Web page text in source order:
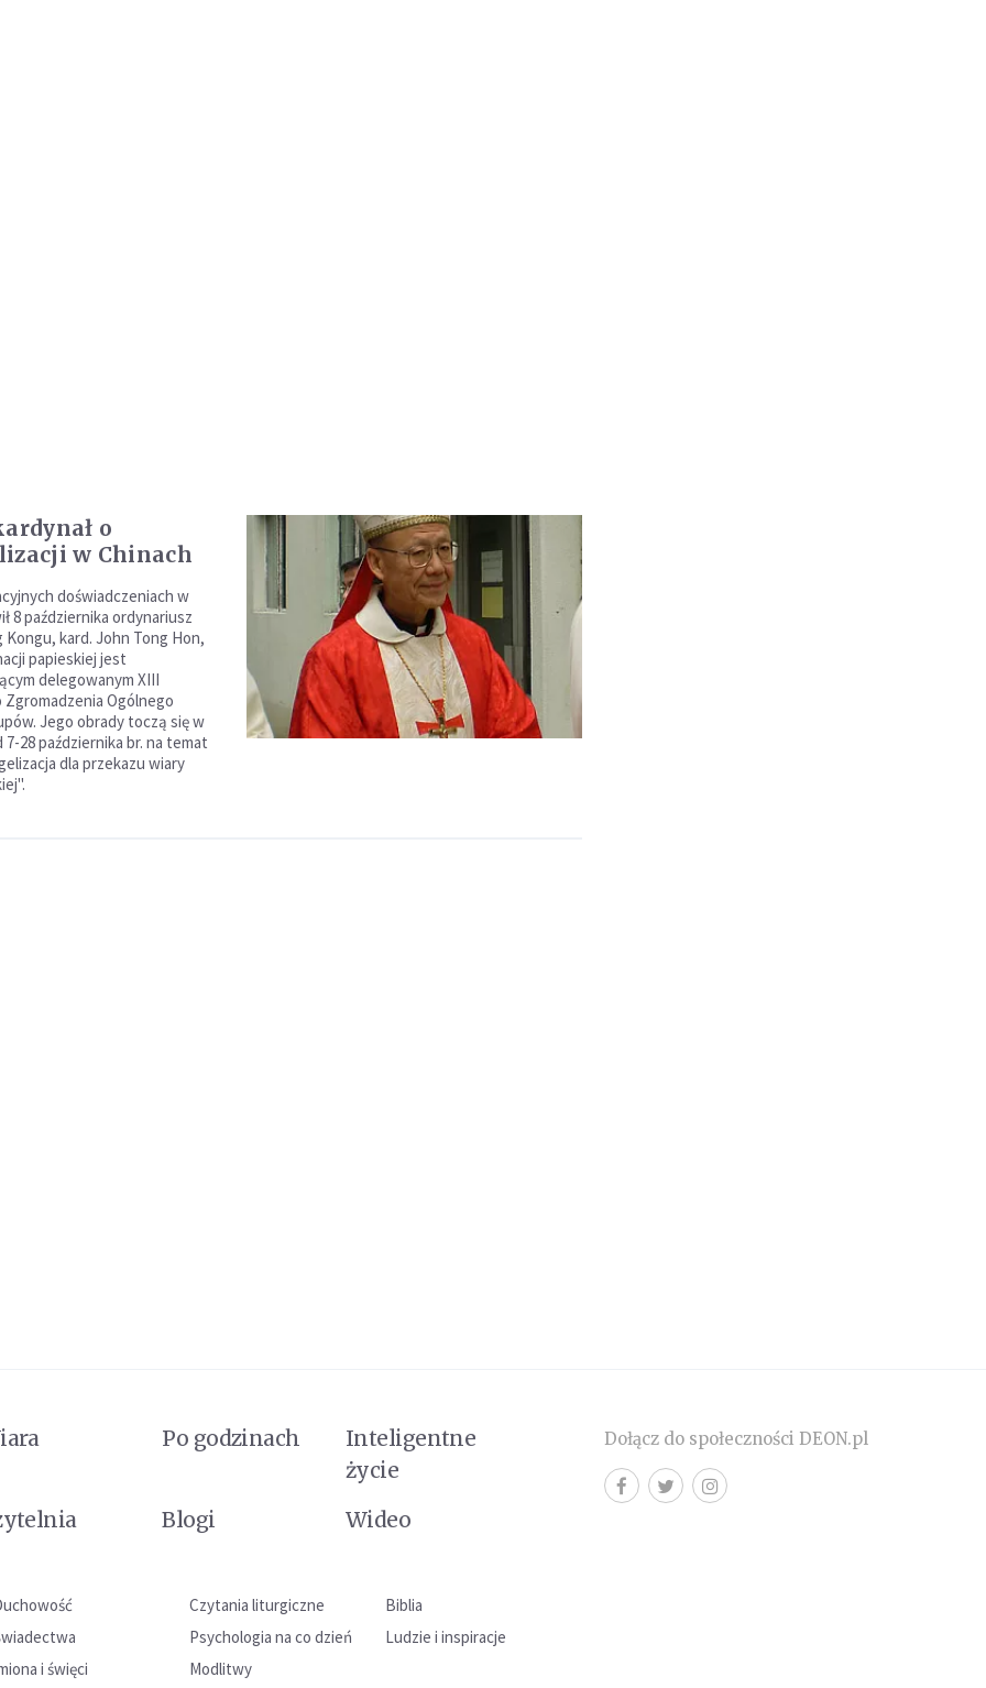
o
w Chinach
doświadczeniach w
8 października ordynariusz
Kongu, kard. John Tong Hon,
papieskiej jest
delegowanym XIII
Ogólnego
Jego obrady toczą się w
28 października br. na temat
dla przekazu wiary
Po godzinach
Inteligentne
życie
Blogi Wideo
Czytania liturgiczne
Biblia
Psychologia na co dzień
Ludzie i inspiracje
i święci Modlitwy
Dołącz do społeczności DEON.pl